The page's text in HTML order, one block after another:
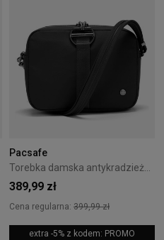
Pacsafe
389,99 zł
Cena regularna: 399,99 zł
extra -5% z kodem: PROMO